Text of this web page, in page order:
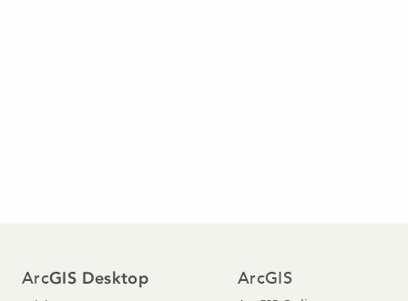
ArcGIS Desktop ArcGIS